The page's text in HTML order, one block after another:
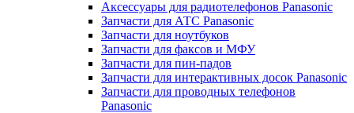
Аксессуары для радиотелефонов Panasonic
Запчасти для АТС Panasonic
Запчасти для ноутбуков
Запчасти для факсов и МФУ
Запчасти для пин-падов
Запчасти для интерактивных досок Panasonic
Запчасти для проводных телефонов
Panasonic